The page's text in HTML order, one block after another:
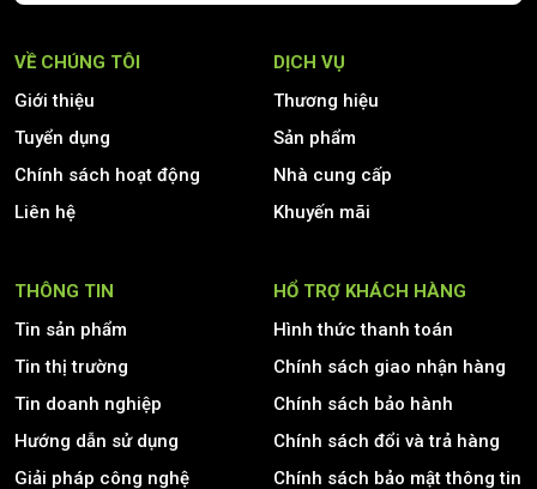
VỀ CHÚNG TÔI
Giới thiệu
Tuyển dụng
Chính sách hoạt động
Liên hệ
DỊCH VỤ
Thương hiệu
Sản phẩm
Nhà cung cấp
Khuyến mãi
THÔNG TIN
Tin sản phẩm
Tin thị trường
Tin doanh nghiệp
Hướng dẫn sử dụng
Giải pháp công nghệ
HỔ TRỢ KHÁCH HÀNG
Hình thức thanh toán
Chính sách giao nhận hàng
Chính sách bảo hành
Chính sách đổi và trả hàng
Chính sách bảo mật thông tin